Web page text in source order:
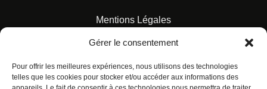
Gérer le consentement
Pour offrir les meilleures expériences, nous utilisons des technologies
telles que les cookies pour stocker et/ou accéder aux informations des
Mentions Légales
Charte pour la protection des données personnelles